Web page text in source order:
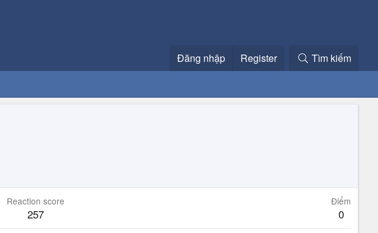
Đăng nhập Register Tìm kiếm
Reaction score
257
Điểm
0